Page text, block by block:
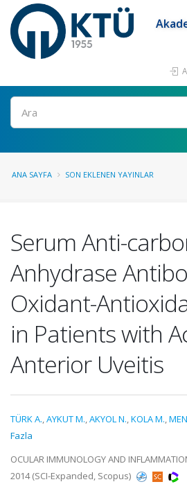
Ara
ANA SAYFA SON EKLENEN YAYINLAR
Serum Anti-
Anhydrase
Oxidant-
in Patients with
Anterior Uveitis
TÜRK A.,AYKUT M.,AKYOL N.,KOLA M.,
Fazla
OCULAR IMMUNOLOGY AND
2014 (SCI-Expanded, Scopus)